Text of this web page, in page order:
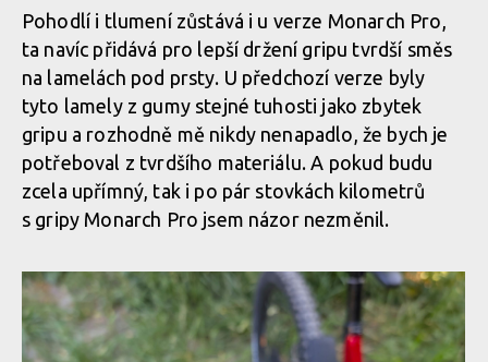
Test: gripy Peatys Monarch Pro - i přes dvousměsovou
konstrukci první generaci zásadně nepřevyšují
Test: gripy Peatys Monarch Pro - i přes dvousměsovou
konstrukci první generaci zásadně nepřevyšují
Pohodlí i tlumení zůstává i u verze Monarch Pro,
ta navíc přidává pro lepší držení gripu tvrdší směs
na lamelách pod prsty. U předchozí verze byly
tyto lamely z gumy stejné tuhosti jako zbytek
gripu a rozhodně mě nikdy nenapadlo, že bych je
potřeboval z tvrdšího materiálu. A pokud budu
zcela upřímný, tak i po pár stovkách kilometrů
s gripy Monarch Pro jsem názor nezměnil.